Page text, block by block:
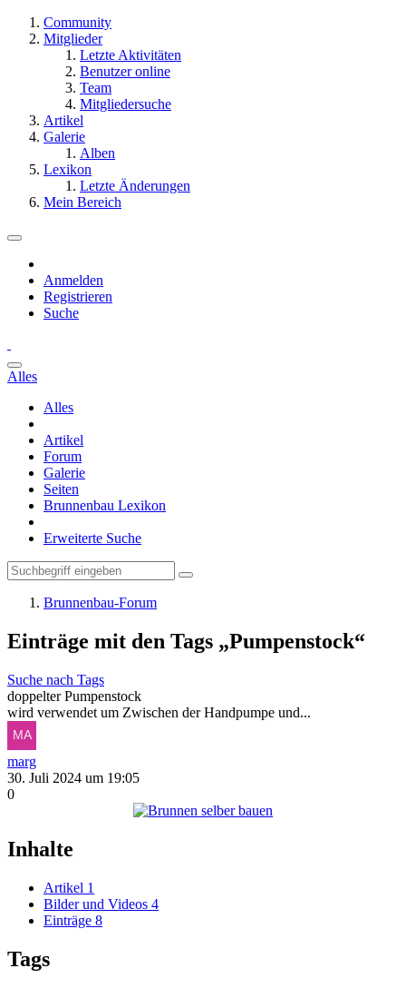
Community
Mitglieder
Letzte Aktivitäten
Benutzer online
Team
Mitgliedersuche
Artikel
Galerie
Alben
Lexikon
Letzte Änderungen
Mein Bereich
Anmelden
Registrieren
Suche
Alles
Alles
Artikel
Forum
Galerie
Seiten
Brunnenbau Lexikon
Erweiterte Suche
Brunnenbau-Forum
Einträge mit den Tags „Pumpenstock“
Suche nach Tags
doppelter Pumpenstock
wird verwendet um Zwischen der Handpumpe und...
marg
30. Juli 2024 um 19:05
0
Inhalte
Artikel 1
Bilder und Videos 4
Einträge 8
Tags